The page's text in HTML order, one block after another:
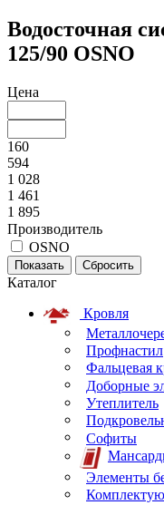
Водосточная
125/90 OSNO
Цена
160
594
1 028
1 461
1 895
Производитель
OSNO
Каталог
Кровля
Профнастил
Фальцевая
Доборные
Утеплитель
Софиты
Элементы